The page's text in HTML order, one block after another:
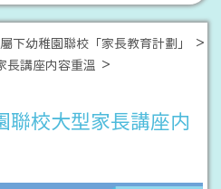
下幼稚園聯校「家長教育計劃」
長講座内容重溫
聯校大型家長講座内